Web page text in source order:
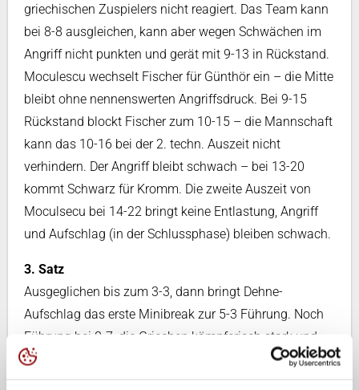
griechischen Zuspielers nicht reagiert. Das Team kann
bei 8-8 ausgleichen, kann aber wegen Schwächen im
Angriff nicht punkten und gerät mit 9-13 in Rückstand.
Moculescu wechselt Fischer für Günthör ein – die Mitte
bleibt ohne nennenswerten Angriffsdruck. Bei 9-15
Rückstand blockt Fischer zum 10-15 – die Mannschaft
kann das 10-16 bei der 2. techn. Auszeit nicht
verhindern. Der Angriff bleibt schwach – bei 13-20
kommt Schwarz für Kromm. Die zweite Auszeit von
Moculsecu bei 14-22 bringt keine Entlastung, Angriff
und Aufschlag (in der Schlussphase) bleiben schwach.
3. Satz
Ausgeglichen bis zum 3-3, dann bringt Dehne-
Aufschlag das erste Minibreak zur 5-3 Führung. Noch
Führung bei 8-7, die Griechen kämpferisch stark und
mit leichten Vorteilen: Linkshänder Lappas sorgt bei